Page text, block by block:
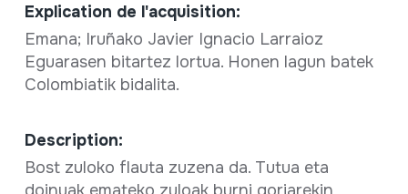
Explication de l'acquisition:
Emana; Iruñako Javier Ignacio Larraioz
Eguarasen bitartez lortua. Honen lagun batek
Colombiatik bidalita.
Description:
Bost zuloko flauta zuzena da. Tutua eta